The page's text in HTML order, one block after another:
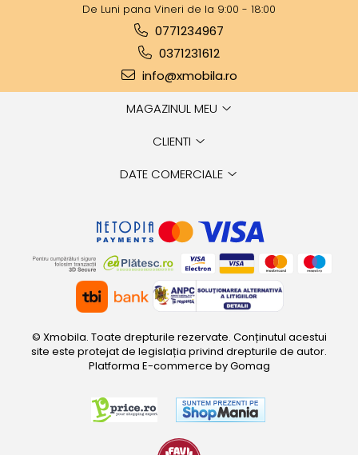
De Luni pana Vineri de la 9:00 - 18:00
0771234967
0371231612
info@xmobila.ro
MAGAZINUL MEU
CLIENTI
DATE COMERCIALE
© Xmobila. Toate drepturile rezervate. Conținutul acestui
site este protejat de legislația privind drepturile de autor.
Platforma E-commerce by Gomag